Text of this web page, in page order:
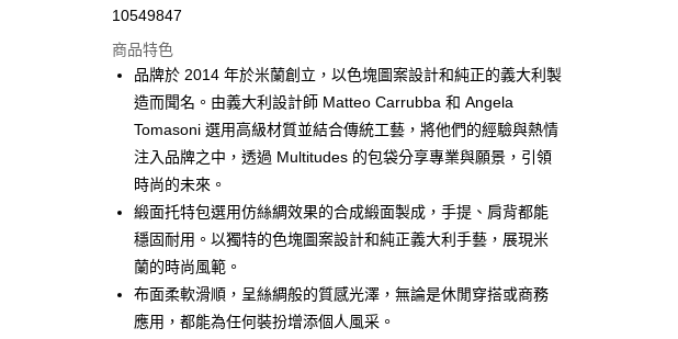
3 期 0 利率 每期NT$693 21家銀行
合作金庫商業銀行
第一商業銀行
華南商業銀行
彰化商業銀行
國泰世華商業銀行
兆豐國際商業銀行
臺灣中小企業銀行
匯豐（台灣）商業銀行
華泰商業銀行
聯邦商業銀行
遠東國際商業銀行
元大商業銀行
台新國際商業銀行
中國信託商業銀行
台灣樂天信用卡公司
6 期 0 利率 每期NT$346 21家銀行
合作金庫商業銀行
第一商業銀行
華南商業銀行
彰化商業銀行
上海商業儲蓄銀行
臺灣中小企業銀行
台中商業銀行
匯豐（台灣）商業銀行
華泰商業銀行
聯邦商業銀行
元大商業銀行
永豐商業銀行
玉山商業銀行
星展（台灣）商業銀行
LINE Pay
Apple Pay
ATM付款
運送方式
付款後全家取貨
10549847
商品特色
品牌於 2014 年於米蘭創立，以色塊圖案設計和純正的義大利製
造而聞名。由義大利設計師 Matteo Carrubba 和 Angela
Tomasoni 選用高級材質並結合傳統工藝，將他們的經驗與熱情
注入品牌之中，透過 Multitudes 的包袋分享專業與願景，引領
時尚的未來。
緞面托特包選用仿絲綢效果的合成緞面製成，手提、肩背都能
穩固耐用。以獨特的色塊圖案設計和純正義大利手藝，展現米
蘭的時尚風範。
布面柔軟滑順，呈絲綢般的質感光澤，無論是休閒穿搭或商務
應用，都能為任何裝扮增添個人風采。